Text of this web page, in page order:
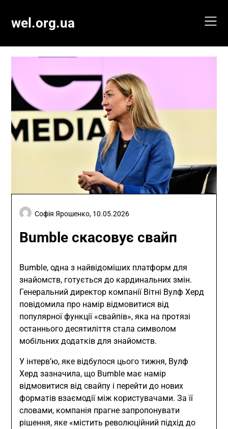
content
wel.org.ua
Bumble скасовує свайп
Софія Ярошенко, 10.05.2026
Bumble, одна з найвідоміших платформ для
знайомств, готується до кардинальних змін.
Генеральний директор компанії Вітні Вулф Херд
повідомила про намір відмовитися від
популярної функції «свайпів», яка на протязі
останнього десятиліття стала символом
мобільних додатків для знайомств.
У інтерв’ю, яке відбулося цього тижня, Вулф
Херд зазначила, що Bumble має намір
відмовитися від свайпу і перейти до нових
форматів взаємодії між користувачами. За її
словами, компанія прагне запропонувати
рішення, яке «містить революційний підхід до